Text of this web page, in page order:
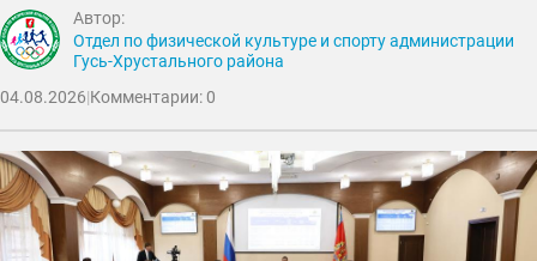
Автор:
Отдел по физической культуре и спорту администрации
Гусь-Хрустального района
04.08.2026|Комментарии: 0